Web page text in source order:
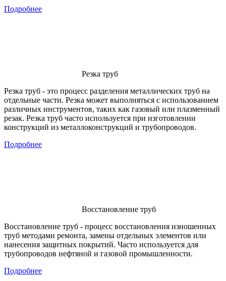
Подробнее
Резка труб
Резка труб - это процесс разделения металлических труб на
отдельные части. Резка может выполняться с использованием
различных инструментов, таких как газовый или плазменный
резак. Резка труб часто используется при изготовлении
конструкций из металлоконструкций и трубопроводов.
Подробнее
Восстановление труб
Восстановление труб - процесс восстановления изношенных
труб методами ремонта, замены отдельных элементов или
нанесения защитных покрытий. Часто используется для
трубопроводов нефтяной и газовой промышленности.
Подробнее